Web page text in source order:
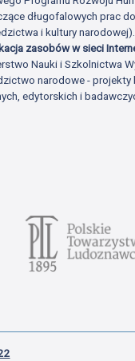
długofalowych prac
i kultury
zasobów w sieci
Nauki i Szkolnictwa
narodowe -
edytorskich i